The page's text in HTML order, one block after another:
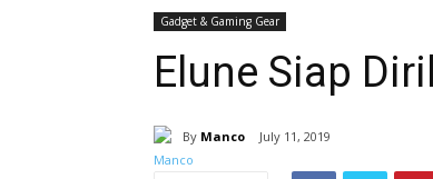
Gadget & Gaming Gear
Elune Siap
By Manco July 11, 2019